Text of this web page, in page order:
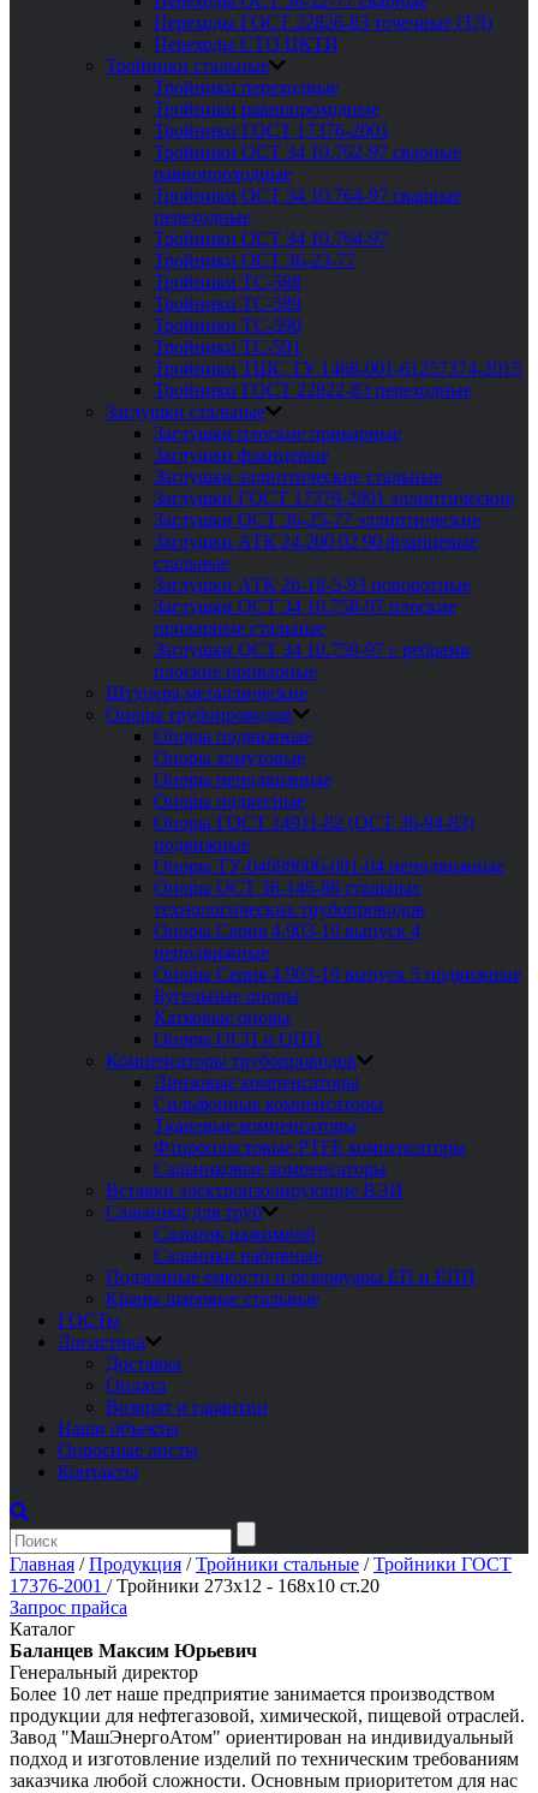
Переходы ГОСТ 22826-83 точечные (ТД)
Переходы СТО ЦКТИ
Тройники стальные
Тройники переходные
Тройники равнопроходные
Тройники ГОСТ 17376-2001
Тройники ОСТ 34 10.762-97 сварные
равнопроходные
Тройники ОСТ 34 10.764-97 сварные
переходные
Тройники ОСТ 34 10.764-97
Тройники ОСТ 36-23-77
Тройники ТС-588
Тройники ТС-589
Тройники ТС-590
Тройники ТС-591
Тройники ТШС ТУ 1468-001-61257374-2015
Тройники ГОСТ 22822-83 переходные
Заглушки стальные
Заглушки плоские приварные
Заглушки фланцевые
Заглушки эллиптические стальные
Заглушки ГОСТ 17379-2001 эллиптические
Заглушки ОСТ 36-25-77 эллиптические
Заглушки АТК 24.200 02 90 фланцевые
стальные
Заглушки АТК 26-18-5-93 поворотные
Заглушки ОСТ 34 10.758-97 плоские
приварные стальные
Заглушки ОСТ 34 10.759-97 с ребрами
плоские приварные
Штуцера металлические
Опоры трубопроводов
Опоры подвижные
Опоры хомутовые
Опоры неподвижные
Опоры подвесные
Опоры ГОСТ 14911-82 (ОСТ 36-94-83)
подвижные
Опоры ТУ-04698606-001-04 неподвижные
Опоры ОСТ 36-146-88 стальных
технологических трубопроводов
Опоры Серия 4.903-10 выпуск 4
неподвижные
Опоры Серия 4.903-10 выпуск 5 подвижные
Бугельные опоры
Катковые опоры
Опоры ОСП и ОПП
Компенсаторы трубопроводов
Линзовые компенсаторы
Сильфонные компенсаторы
Тканевые компенсаторы
Фторопластовые PTFE компенсаторы
Сальниковые компенсаторы
Вставки электроизолирующие ВЭИ
Сальники для труб
Сальник нажимной
Сальники набивные
Подземные емкости и резервуары ЕП и ЕПП
Краны шаровые стальные
ГОСТы
Логистика
Доставка
Оплата
Возврат и гарантии
Наши объекты
Опросные листы
Контакты
Главная /Продукция /Тройники стальные /Тройники ГОСТ
17376-2001 /Тройники 273х12 - 168х10 ст.20
Запрос прайса
Каталог
Баланцев Максим Юрьевич
Генеральный директор
Более 10 лет наше предприятие занимается производством
продукции для нефтегазовой, химической, пищевой отраслей.
Завод "МашЭнергоАтом" ориентирован на индивидуальный
подход и изготовление изделий по техническим требованиям
заказчика любой сложности. Основным приоритетом для нас